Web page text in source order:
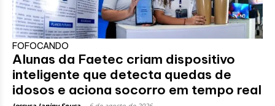
FOFOCANDO
Alunas da Faetec criam dispositivo
inteligente que detecta quedas de
idosos e aciona socorro em tempo real